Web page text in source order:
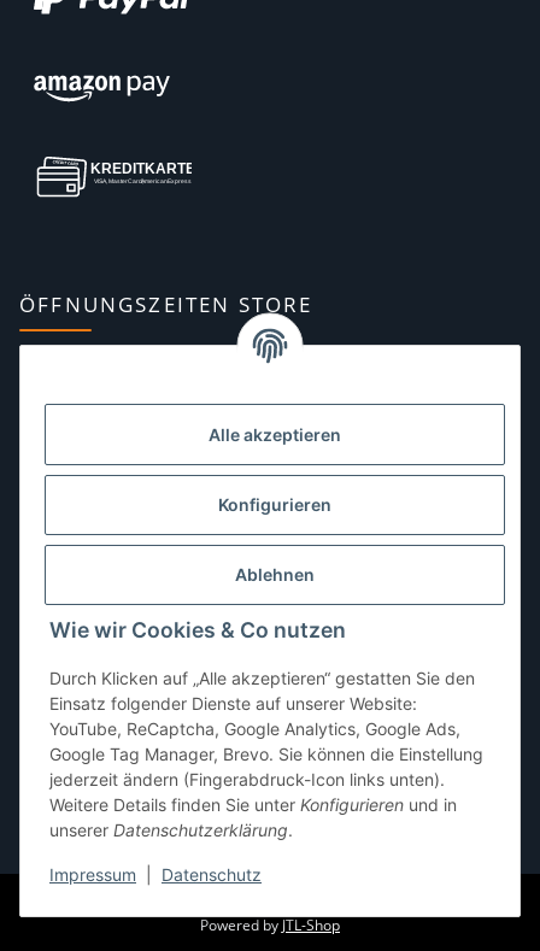
Alle akzeptieren
Konfigurieren
Ablehnen
Wie wir Cookies & Co nutzen
Durch Klicken auf „Alle akzeptieren“ gestatten Sie den
Einsatz folgender Dienste auf unserer Website:
YouTube, ReCaptcha, Google Analytics, Google Ads,
Google Tag Manager, Brevo. Sie können die Einstellung
jederzeit ändern (Fingerabdruck-Icon links unten).
Weitere Details finden Sie unter Konfigurieren und in
unserer Datenschutzerklärung.
Impressum Datenschutz
ÖFFNUNGSZEITEN STORE
10:00–13:00, 14:00–18:00 Uhr
Dienstag:10:00–13:00, 14:00–16:00 Uhr
10:00–13:00 Uhr
Freitag:10:00–13:00, 14:00–18:00 Uhr
Sonntag: geschlossen
* Alle Preise inkl. gesetzlicher USt., zzgl.Versand
Powered by JTL-Shop